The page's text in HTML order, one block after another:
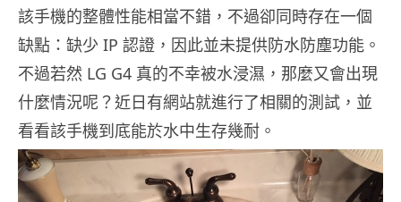
該手機的整體性能相當不錯，不過卻同時存在一個
缺點：缺少 IP 認證，因此並未提供防水防塵功能。
不過若然 LG G4 真的不幸被水浸濕，那麼又會出現
什麼情況呢？近日有網站就進行了相關的測試，並
看看該手機到底能於水中生存幾耐。